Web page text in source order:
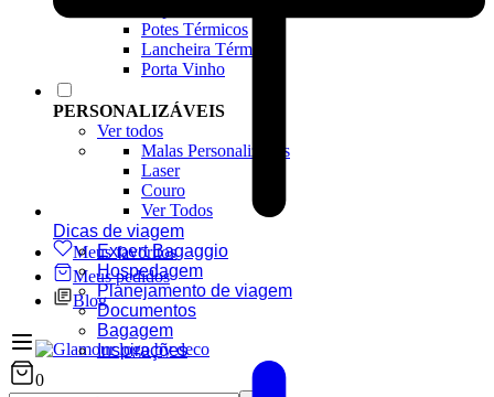
Potes Térmicos
Lancheira Térmica
Porta Vinho
PERSONALIZÁVEIS
Ver todos
Malas Personalizadas
Laser
Couro
Ver Todos
Meus favoritos
Meus pedidos
Blog
0
Dicas de viagem
Expert Bagaggio
Hospedagem
Planejamento de viagem
Documentos
Bagagem
Inspirações